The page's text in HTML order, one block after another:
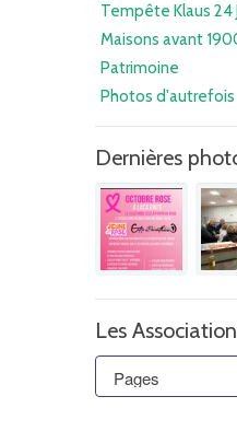
Tempête Klaus 24
Maisons avant
Patrimoine
Photos d'autrefois
Dernières
Les